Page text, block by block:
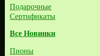
Подарочные
Сертификаты
Все Новинки
Пионы